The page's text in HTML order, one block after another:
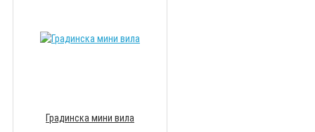
Градинска мини вила